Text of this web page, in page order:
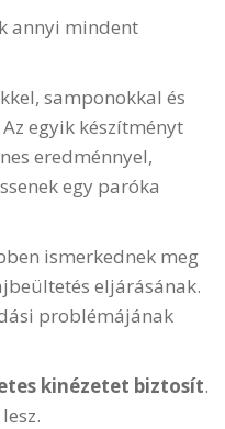
annyi mindent
samponokkal és
egyik készítményt
eredménnyel,
egy paróka
ismerkednek meg
eljárásának.
problémájának
kinézetet biztosít.
lesz.